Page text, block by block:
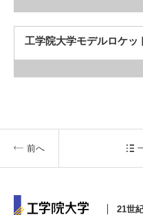
工学院大学モデルロケ
前へ
21世